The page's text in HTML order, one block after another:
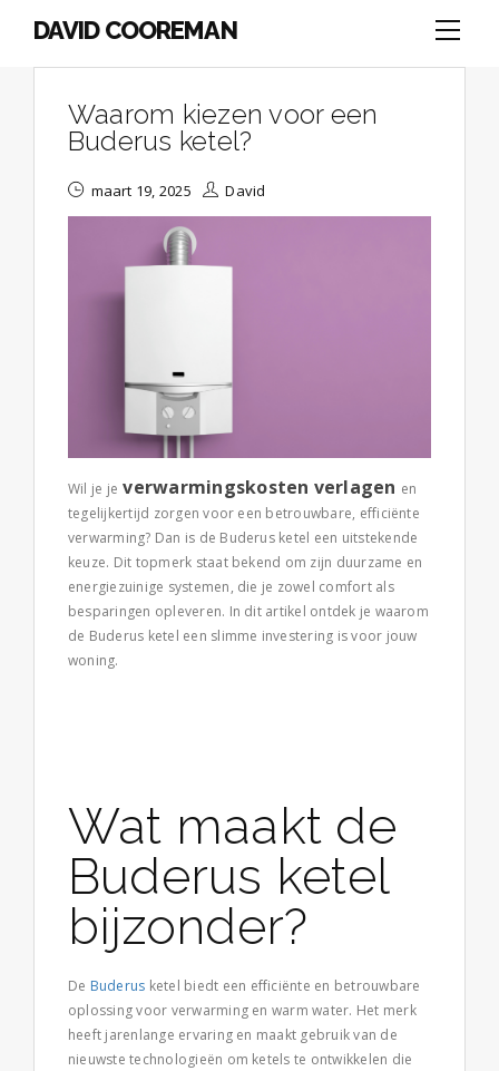
DAVID COOREMAN
Waarom kiezen voor een
Buderus ketel?
maart 19, 2025 David
Wil je je verwarmingskosten verlagen en
tegelijkertijd zorgen voor een betrouwbare, efficiënte
verwarming? Dan is de Buderus ketel een uitstekende
keuze. Dit topmerk staat bekend om zijn duurzame en
energiezuinige systemen, die je zowel comfort als
besparingen opleveren. In dit artikel ontdek je waarom
de Buderus ketel een slimme investering is voor jouw
woning.
Wat maakt de
Buderus ketel
bijzonder?
De Buderus ketel biedt een efficiënte en betrouwbare
oplossing voor verwarming en warm water. Het merk
heeft jarenlange ervaring en maakt gebruik van de
nieuwste technologieën om ketels te ontwikkelen die